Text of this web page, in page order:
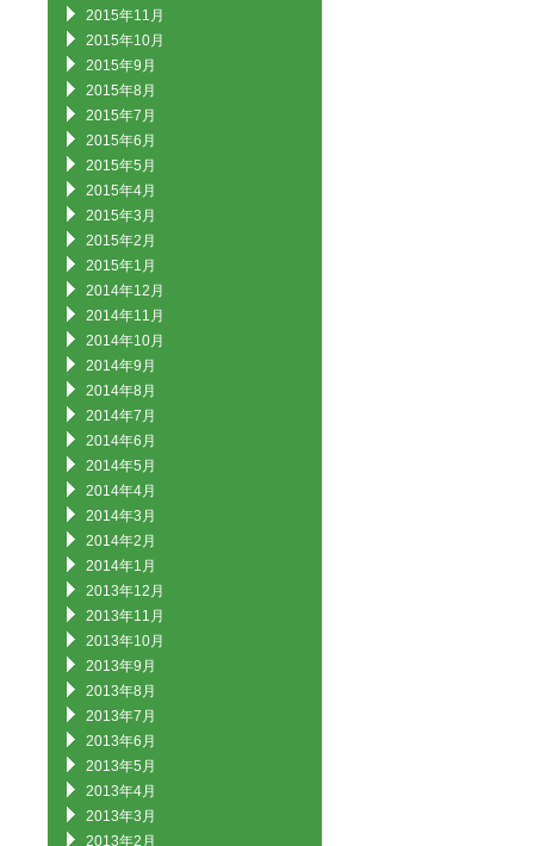
2015年11月
2015年10月
2015年9月
2015年8月
2015年7月
2015年6月
2015年5月
2015年4月
2015年3月
2015年2月
2015年1月
2014年12月
2014年11月
2014年10月
2014年9月
2014年8月
2014年7月
2014年6月
2014年5月
2014年4月
2014年3月
2014年2月
2014年1月
2013年12月
2013年11月
2013年10月
2013年9月
2013年8月
2013年7月
2013年6月
2013年5月
2013年4月
2013年3月
2013年2月